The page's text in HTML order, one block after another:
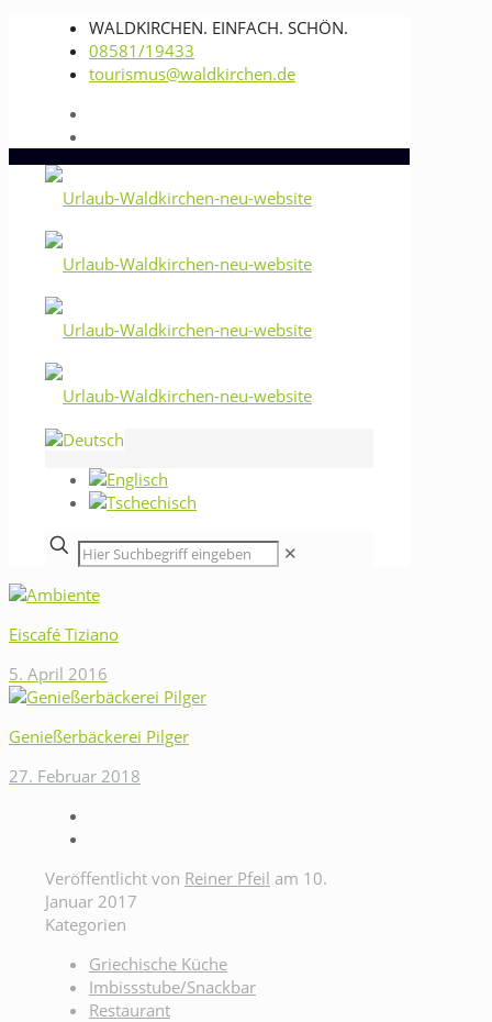
WALDKIRCHEN. EINFACH. SCHÖN.
08581/19433
tourismus@waldkirchen.de
✕
Eiscafé Tiziano
5. April 2016
Genießerbäckerei Pilger
27. Februar 2018
Veröffentlicht von Reiner Pfeil am 10.
Januar 2017
Kategorien
Griechische Küche
Imbissstube/Snackbar
Restaurant